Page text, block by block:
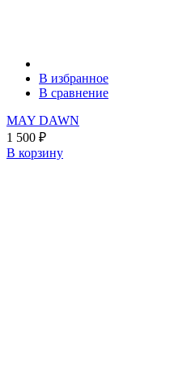
В избранное
В сравнение
MAY DAWN
1 500 ₽
В корзину